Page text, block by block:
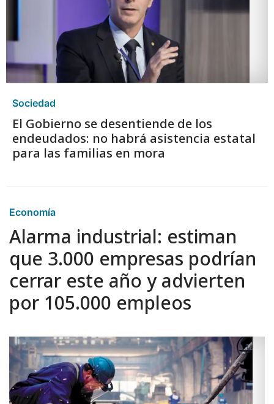
Sociedad
El Gobierno se desentiende de los
endeudados: no habrá asistencia estatal
para las familias en mora
Economía
Alarma industrial: estiman
que 3.000 empresas podrían
cerrar este año y advierten
por 105.000 empleos